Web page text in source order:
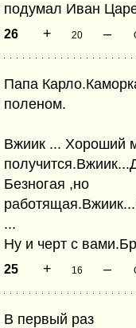
подумал Иван
26 + 20 –
Папа
поленом.
Вжиик ... Хороший
Безногая ,но
...
Ну и черт с
25 + 16 –
В пеpвый pаз